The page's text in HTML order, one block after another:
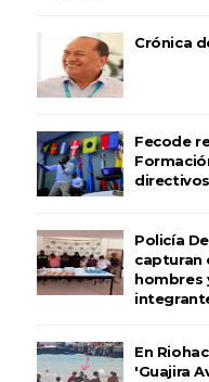
Crónica
Fecode
Policía
capturan
hombres
En
'Guajira